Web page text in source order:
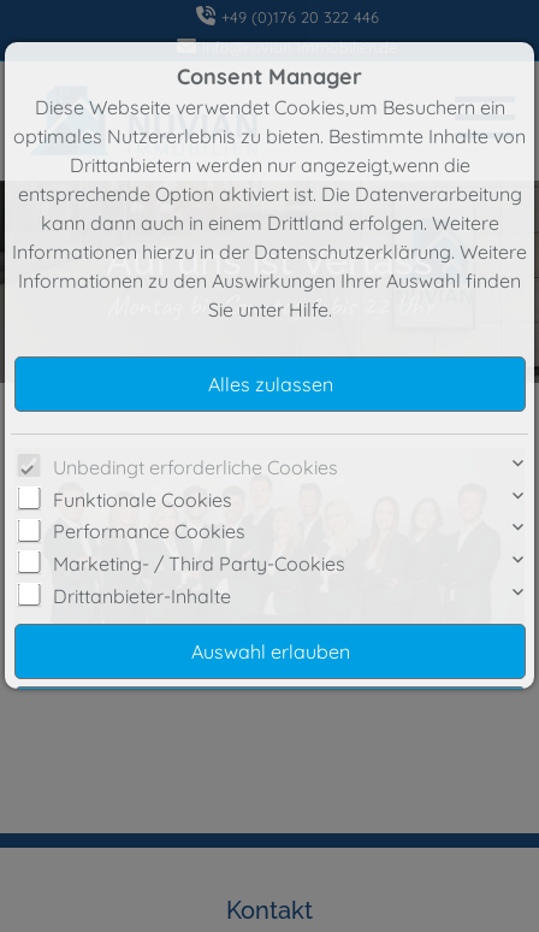
Auf uns ist Verlass
Montag bis Sonntag 7 bis 22 Uhr
+49 (0)176 20 322 446
info@nuvian-immobilien.de
Kontakt
Consent Manager
Diese Webseite verwendet Cookies,um Besuchern ein
optimales Nutzererlebnis zu bieten. Bestimmte Inhalte von
Drittanbietern werden nur angezeigt,wenn die
entsprechende Option aktiviert ist. Die Datenverarbeitung
kann dann auch in einem Drittland erfolgen. Weitere
Informationen hierzu in der Datenschutzerklärung. Weitere
Informationen zu den Auswirkungen Ihrer Auswahl finden
Sie unter Hilfe.
Unbedingt erforderliche Cookies
Funktionale Cookies
Performance Cookies
Marketing- / Third Party-Cookies
Drittanbieter-Inhalte